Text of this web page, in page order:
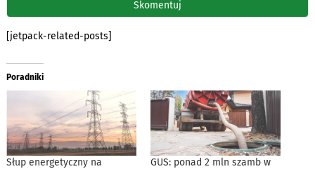
[jetpack-related-posts]
Poradniki
Słup energetyczny na
GUS: ponad 2 mln szamb w